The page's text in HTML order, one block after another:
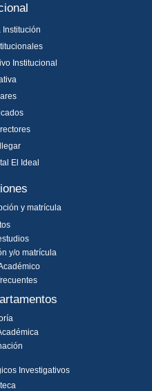
Institución
Institucional
El Ideal
y matrícula
y/o matrícula
Investigativos